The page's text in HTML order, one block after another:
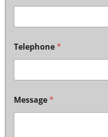
Telephone*
Message*